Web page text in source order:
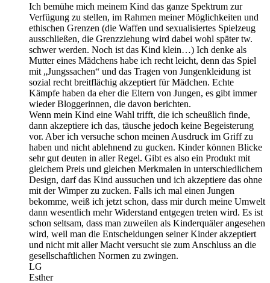
Ich bemühe mich meinem Kind das ganze Spektrum zur
Verfügung zu stellen, im Rahmen meiner Möglichkeiten und
ethischen Grenzen (die Waffen und sexualisiertes Spielzeug
ausschließen, die Grenzziehung wird dabei wohl später tw.
schwer werden. Noch ist das Kind klein…) Ich denke als
Mutter eines Mädchens habe ich recht leicht, denn das Spiel
mit „Jungssachen“ und das Tragen von Jungenkleidung ist
sozial recht breitflächig akzeptiert für Mädchen. Echte
Kämpfe haben da eher die Eltern von Jungen, es gibt immer
wieder Bloggerinnen, die davon berichten.
Wenn mein Kind eine Wahl trifft, die ich scheußlich finde,
dann akzeptiere ich das, täusche jedoch keine Begeisterung
vor. Aber ich versuche schon meinen Ausdruck im Griff zu
haben und nicht ablehnend zu gucken. Kinder können Blicke
sehr gut deuten in aller Regel. Gibt es also ein Produkt mit
gleichem Preis und gleichen Merkmalen in unterschiedlichem
Design, darf das Kind aussuchen und ich akzeptiere das ohne
mit der Wimper zu zucken. Falls ich mal einen Jungen
bekomme, weiß ich jetzt schon, dass mir durch meine Umwelt
dann wesentlich mehr Widerstand entgegen treten wird. Es ist
schon seltsam, dass man zuweilen als Kinderquäler angesehen
wird, weil man die Entscheidungen seiner Kinder akzeptiert
und nicht mit aller Macht versucht sie zum Anschluss an die
gesellschaftlichen Normen zu zwingen.
LG
Esther